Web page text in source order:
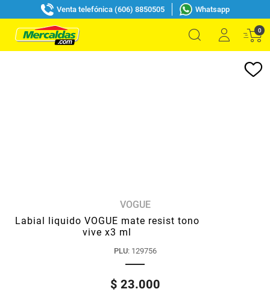
Venta telefónica (606) 8850505 Whatsapp
0
VOGUE
Labial liquido VOGUE mate resist tono
vive x3 ml
PLU: 129756
$ 23.000